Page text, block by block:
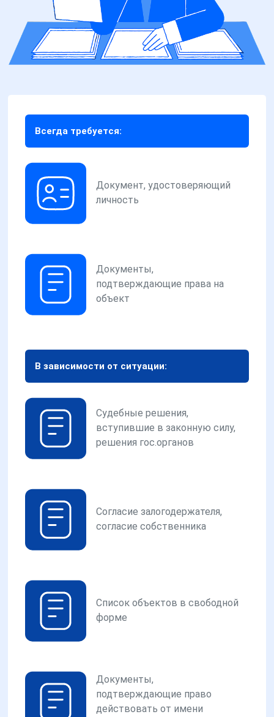
Всегда требуется:
Документ, удостоверяющий
личность
Документы,
подтверждающие права на
объект
В зависимости от ситуации:
Судебные решения,
вступившие в законную силу,
решения гос.органов
Согласие залогодержателя,
согласие собственника
Список объектов в свободной
форме
Документы,
подтверждающие право
действовать от имени